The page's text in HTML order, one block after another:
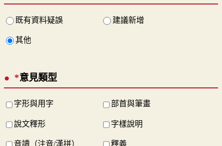
既有資料疑誤 建議新增
其他
*意見類型
字形與用字 部首與筆畫
說文釋形 字樣說明
音讀（注音/漢拼） 釋義